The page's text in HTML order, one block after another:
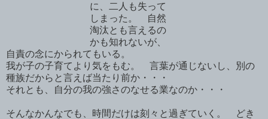
に、二人も失って
しまった。 自然
淘汰とも言えるの
かも知れないが、
自責の念にかられてもいる。
我が子の子育てより気をもむ。 言葉が通じないし、別の
種族だからと言えば当たり前か・・・
それとも、自分の我の強さのなせる業なのか・・・
そんなかんなでも、時間だけは刻々と過ぎていく。 どき